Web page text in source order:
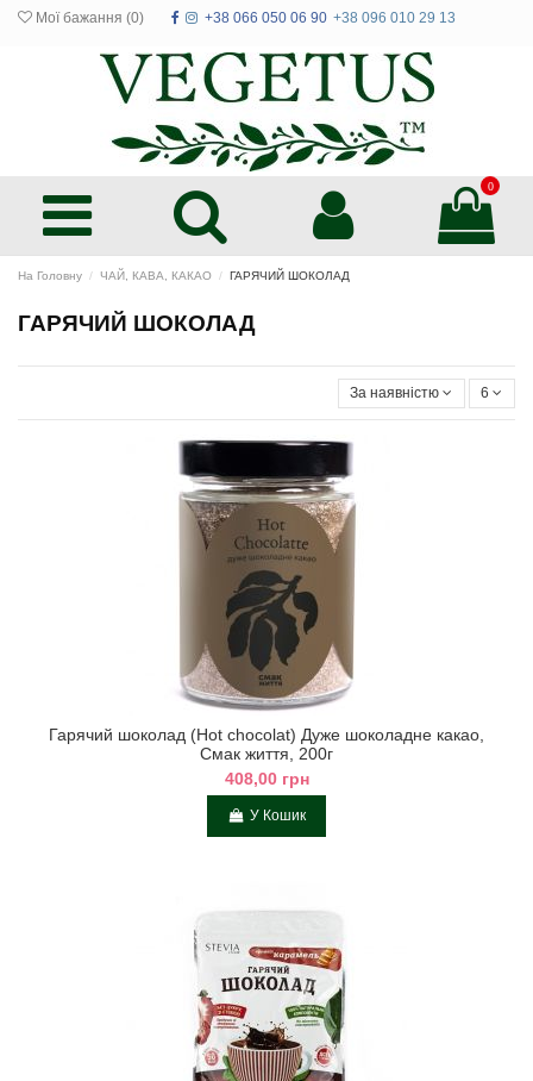
Мої бажання (0) +38 066 050 06 90 +38 096 010 29 13
0
На Головну ЧАЙ, КАВА, КАКАО ГАРЯЧИЙ ШОКОЛАД
ГАРЯЧИЙ ШОКОЛАД
За наявністю 6
Гарячий шоколад (Hot chocolat) Дуже шоколадне какао,
Смак життя, 200г
408,00 грн
У Кошик